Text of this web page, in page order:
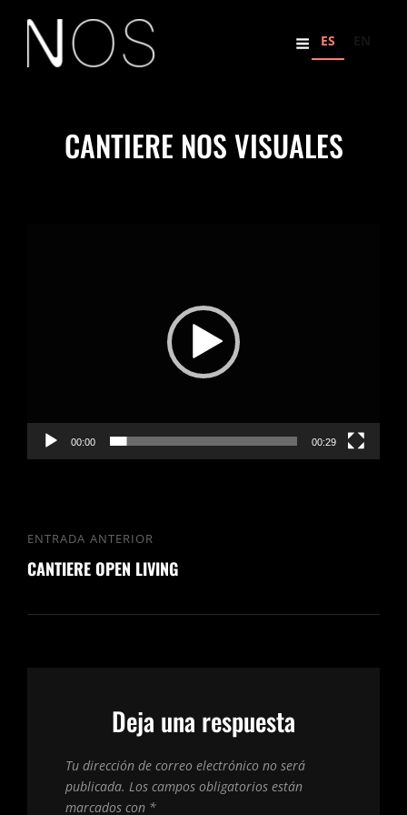
ES
CANTIERE NOS VISUALES
00:00 00:29
Navegación
de
Entrada
anterior
ENTRADA ANTERIOR
CANTIERE OPEN LIVING
Deja una respuesta
Tu dirección de correo electrónico no será
publicada. Los campos obligatorios están
marcados con *